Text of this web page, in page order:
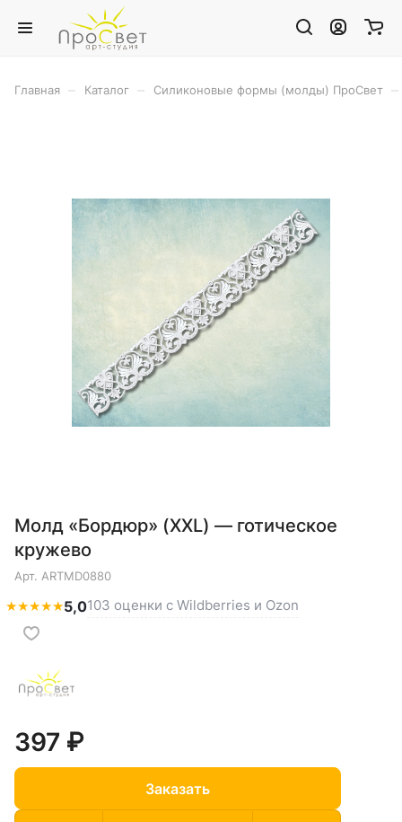
Главная Каталог Силиконовые формы (молды) ПроСвет
Молд «Бордюр» (XXL) — готическое
кружево
Арт. ARTMD0880
★★★★★5,0103 оценки с Wildberries и Ozon
397 ₽
Заказать